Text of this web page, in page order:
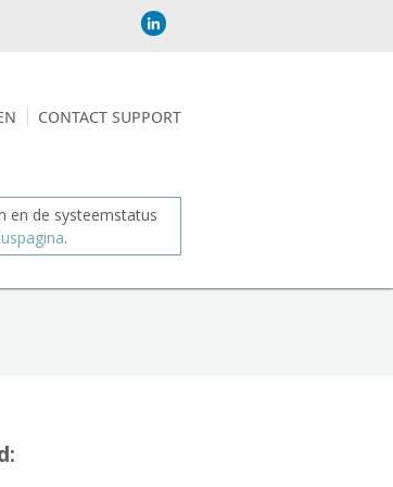
CONTACT SUPPORT
en de systeemstatus
.